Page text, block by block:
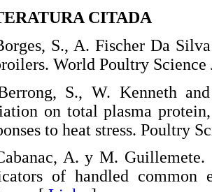
CITADA
S., A. Fischer Da
World Poultry
S., W. Kenneth
on total plasma
to heat stress.
A. y M. Guillemete.
of handled common